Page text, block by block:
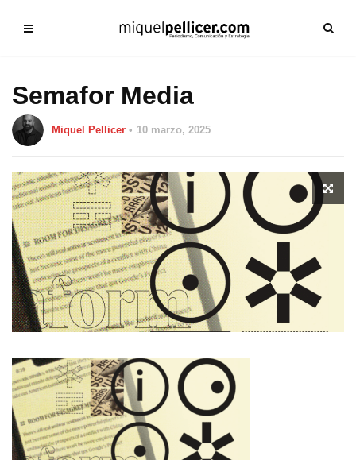
Semafor Media
Miquel Pellicer 10 marzo, 2025